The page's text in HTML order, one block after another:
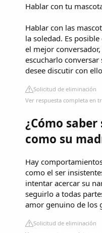
Hablar con tu
Hablar con las
la soledad. Es
el mejor
escucharlo
desee discutir con
Solicitud de eliminación
Ver respuesta completa en
¿Cómo
como su
Hay
como el ser
intentar acercar su
seguirlo a todas
amor genuino de los
Solicitud de eliminación